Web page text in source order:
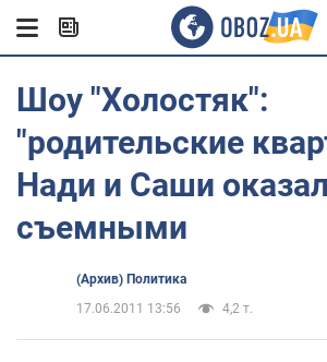
Шоу "Холостяк":
"родительские
Нади и Саши
съемными
(Архив) Политика
17.06.2011 13:56
4,2 т.